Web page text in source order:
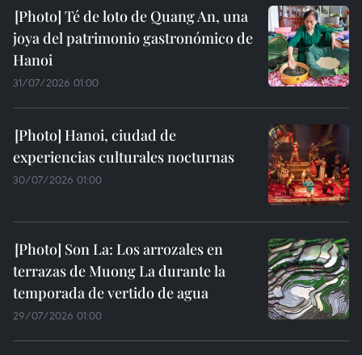
Té de loto de Quang An, una
joya del patrimonio gastronómico de
Hanoi
31/07/2026 01:00
Hanoi, ciudad de
experiencias culturales nocturnas
30/07/2026 01:00
Son La: Los arrozales en
terrazas de Muong La durante la
temporada de vertido de agua
29/07/2026 01:00